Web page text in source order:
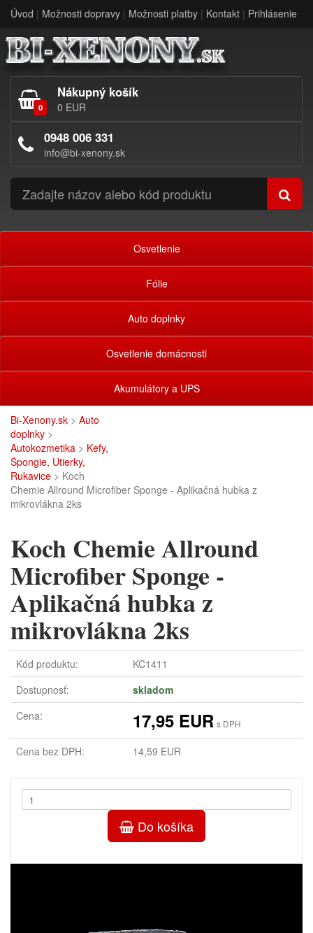
Úvod | Možnosti dopravy | Možnosti platby | Kontakt | Prihlásenie
0
Nákupný košík
0 EUR
0948 006 331
info@bi-xenony.sk
Osvetlenie
Fólie
Auto doplnky
Osvetlenie domácnosti
Akumulátory a UPS
Bi-Xenony.sk > Auto
doplnky >
Autokozmetika > Kefy,
Špongie, Utierky,
Rukavice > Koch
Chemie Allround Microfiber Sponge - Aplikačná hubka z
mikrovlákna 2ks
Koch Chemie Allround
Microfiber Sponge -
Aplikačná hubka z
mikrovlákna 2ks
Kód produktu:
KC1411
Dostupnosť:
skladom
Cena:
17,95 EUR s DPH
Cena bez DPH: 14,59 EUR
Do košíka